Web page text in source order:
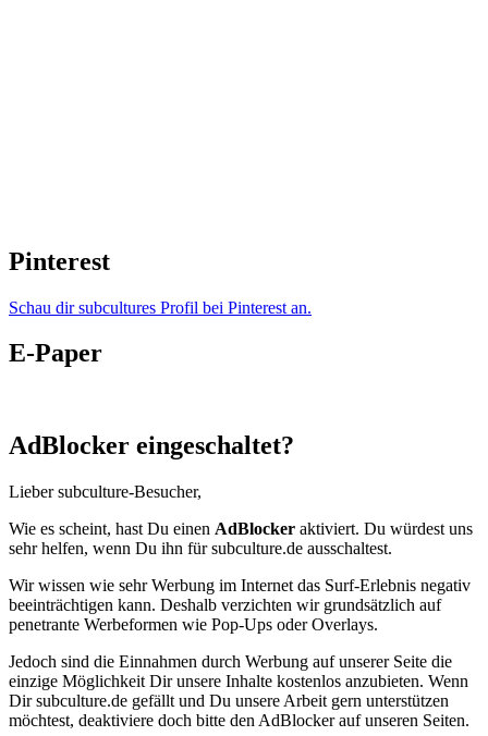
Pinterest
Schau dir subcultures Profil bei Pinterest an.
E-Paper
AdBlocker eingeschaltet?
Lieber subculture-Besucher,
Wie es scheint, hast Du einen AdBlocker aktiviert. Du würdest uns
sehr helfen, wenn Du ihn für subculture.de ausschaltest.
Wir wissen wie sehr Werbung im Internet das Surf-Erlebnis negativ
beeinträchtigen kann. Deshalb verzichten wir grundsätzlich auf
penetrante Werbeformen wie Pop-Ups oder Overlays.
Jedoch sind die Einnahmen durch Werbung auf unserer Seite die
einzige Möglichkeit Dir unsere Inhalte kostenlos anzubieten. Wenn
Dir subculture.de gefällt und Du unsere Arbeit gern unterstützen
möchtest, deaktiviere doch bitte den AdBlocker auf unseren Seiten.